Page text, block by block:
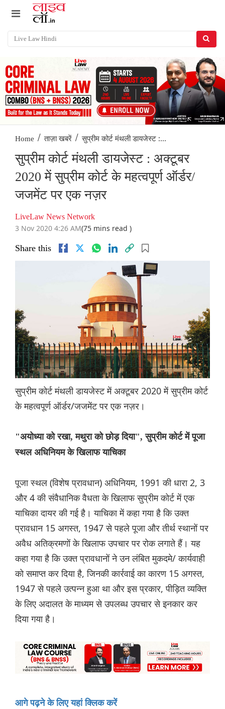
Home / ताज़ा खबरें / सुप्रीम कोर्ट मंथली डायजेस्ट :...
सुप्रीम कोर्ट मंथली डायजेस्ट : अक्टूबर
2020 में सुप्रीम कोर्ट के महत्वपूर्ण ऑर्डर/
जजमेंट पर एक नज़र
LiveLaw News Network
3 Nov 2020 4:26 AM(75 mins read )
Share this
सुप्रीम कोर्ट मंथली डायजेस्ट में अक्टूबर 2020 में सुप्रीम कोर्ट
के महत्वपूर्ण ऑर्डर/जजमेंट पर एक नज़र।
"अयोध्या को रखा, मथुरा को छोड़ दिया", सुप्रीम कोर्ट में पूजा
स्‍थल अधिनियम के खिलाफ याचिका
पूजा स्थल (विशेष प्रावधान) अधिनियम, 1991 की धारा 2, 3
और 4 की संवैधानिक वैधता के खिलाफ सुप्रीम कोर्ट में एक
याचिका दायर की गई है। य‌ाचिका में कहा गया है कि उक्त
प्रावधान 15 अगस्त, 1947 से पहले पूजा और तीर्थ स्थानों पर
अवैध अतिक्रमणों के खिलाफ उपचार पर रोक लगाते हैं। यह
कहा गया है कि उक्त प्रावधानों ने उन लंबित मुकदमे/ कार्यवाही
को समाप्त कर दिया है, जिनकी कार्रवाई का कारण 15 अगस्त,
1947 से पहले उत्पन्न हुआ था और इस प्रकार, पीड़ित व्यक्ति
के लिए अदालत के माध्यम से उपलब्ध उपचार से इनकार कर
दिया गया है।
आगे पढ़ने के लिए यहां क्लिक करें